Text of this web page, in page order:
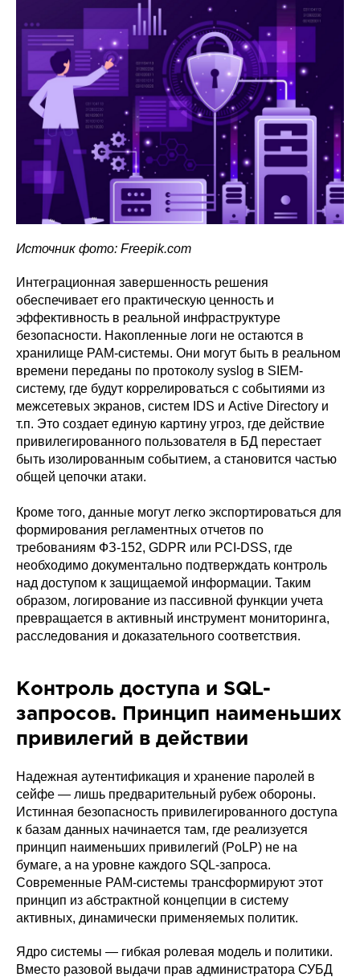
Источник фото: Freepik.com
Интеграционная завершенность решения
обеспечивает его практическую ценность и
эффективность в реальной инфраструктуре
безопасности. Накопленные логи не остаются в
хранилище PAM-системы. Они могут быть в реальном
времени переданы по протоколу syslog в SIEM-
систему, где будут коррелироваться с событиями из
межсетевых экранов, систем IDS и Active Directory и
т.п. Это создает единую картину угроз, где действие
привилегированного пользователя в БД перестает
быть изолированным событием, а становится частью
общей цепочки атаки.
Кроме того, данные могут легко экспортироваться для
формирования регламентных отчетов по
требованиям ФЗ-152, GDPR или PCI-DSS, где
необходимо документально подтверждать контроль
над доступом к защищаемой информации. Таким
образом, логирование из пассивной функции учета
превращается в активный инструмент мониторинга,
расследования и доказательного соответствия.
Контроль доступа и SQL-
запросов. Принцип наименьших
привилегий в действии
Надежная аутентификация и хранение паролей в
сейфе — лишь предварительный рубеж обороны.
Истинная безопасность привилегированного доступа
к базам данных начинается там, где реализуется
принцип наименьших привилегий (PoLP) не на
бумаге, а на уровне каждого SQL-запроса.
Современные PAM-системы трансформируют этот
принцип из абстрактной концепции в систему
активных, динамически применяемых политик.
Ядро системы — гибкая ролевая модель и политики.
Вместо разовой выдачи прав администратора СУБД